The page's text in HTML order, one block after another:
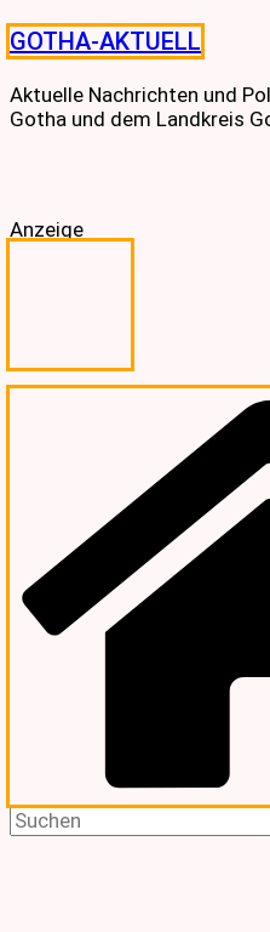
Skip
to
content
GOTHA-AKTUELL
Aktuelle Nachrichten und
Gotha und dem Landkreis
Anzeige